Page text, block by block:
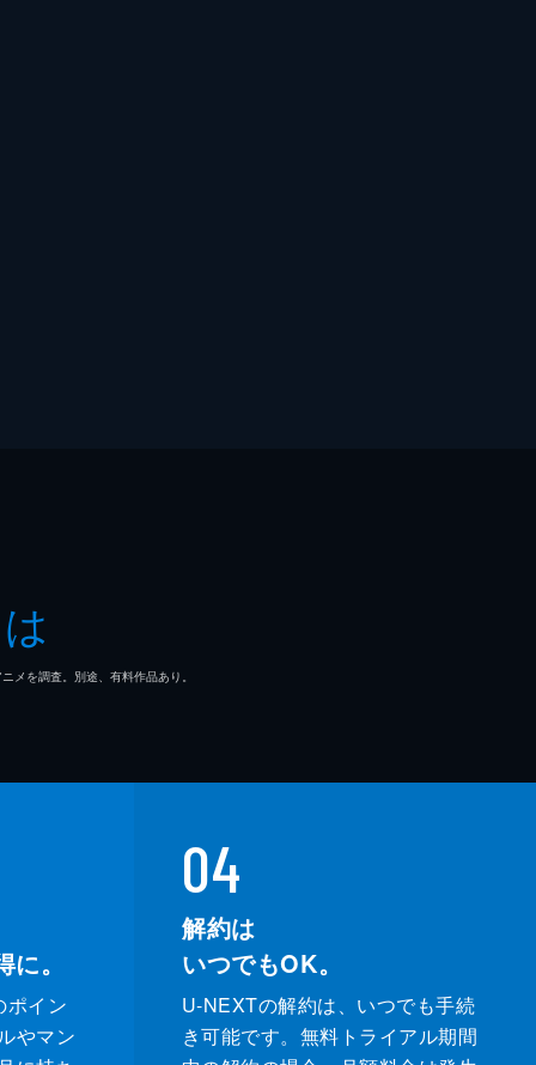
を調査。別途、有料作品あり。
。
ポイン
やマン
04
解約は
いつでもOK。
U-NEXTの解約は、いつでも手続
き可能です。無料トライアル期間